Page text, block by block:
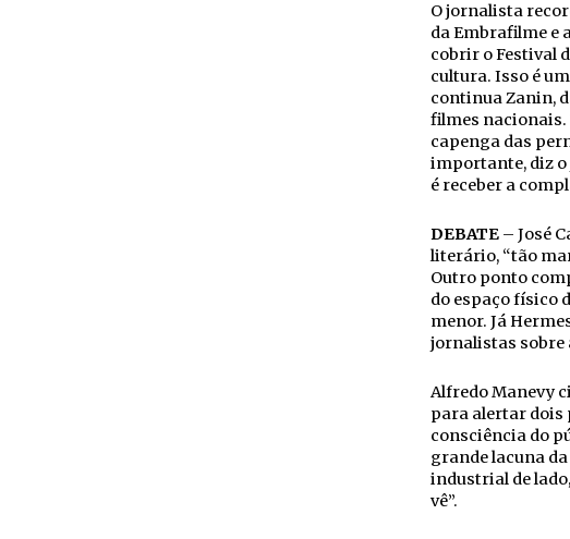
O jornalista
da Embrafilme e
cobrir o Festival
cultura. Isso é
continua Zanin,
filmes nacionais.
capenga das
importante, diz o
é receber a
DEBATE– José
literário, “tão
Outro ponto
do espaço físico
menor. Já
jornalistas sobre
Alfredo Manevy
para alertar dois
consciência do
grande lacuna
industrial de
vê”.